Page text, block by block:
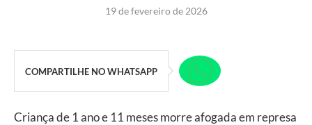
19 de fevereiro de 2026
COMPARTILHE NO WHATSAPP
Criança de 1 ano e 11 meses morre afogada em represa